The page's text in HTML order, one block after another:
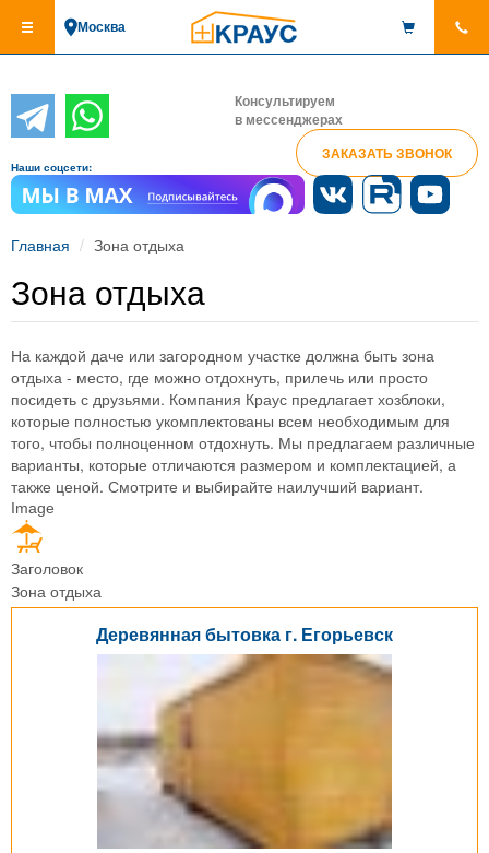
основному
Москва
Консультируем
в мессенджерах
ЗАКАЗАТЬ ЗВОНОК
Наши соцсети:
Главная Зона отдыха
Зона отдыха
На каждой даче или загородном участке должна быть зона
отдыха - место, где можно отдохнуть, прилечь или просто
посидеть с друзьями. Компания Краус предлагает хозблоки,
которые полностью укомплектованы всем необходимым для
того, чтобы полноценном отдохнуть. Мы предлагаем различные
варианты, которые отличаются размером и комплектацией, а
также ценой. Смотрите и выбирайте наилучший вариант.
Image
Заголовок
Зона отдыха
Деревянная бытовка г. Егорьевск